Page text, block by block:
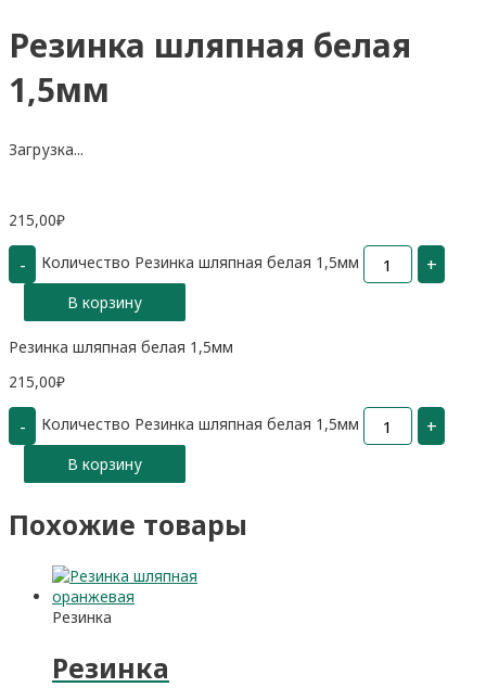
Резинка шляпная белая
1,5мм
Загрузка...
215,00₽
- Количество Резинка шляпная белая 1,5мм +
В корзину
Резинка шляпная белая 1,5мм
215,00₽
- Количество Резинка шляпная белая 1,5мм +
В корзину
Похожие товары
Резинка
Резинка